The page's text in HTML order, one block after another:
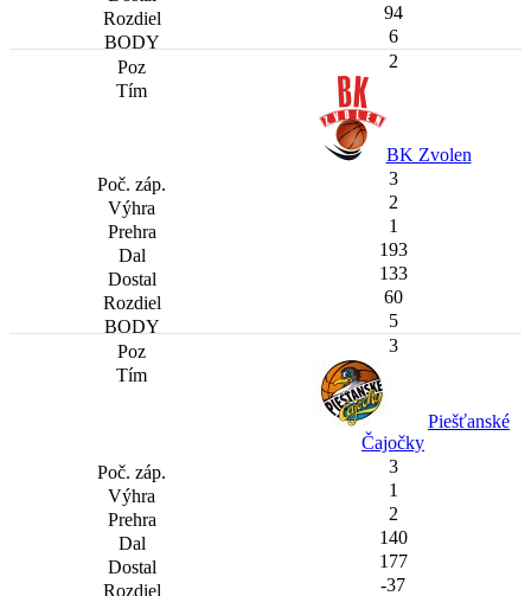
94
6
2
BK Zvolen
3
2
1
193
133
60
5
3
Piešťanské
Čajočky
3
1
2
140
177
-37